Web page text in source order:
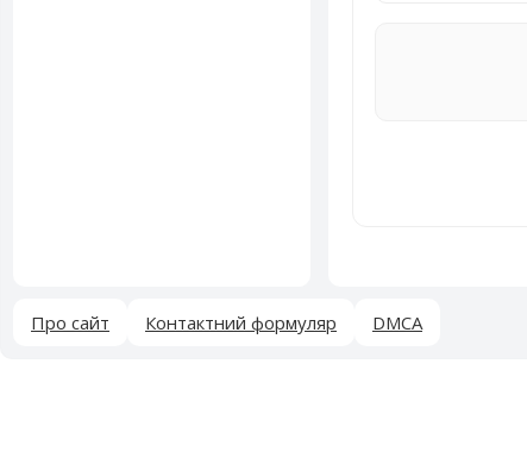
Про сайт Контактний формуляр DMCA